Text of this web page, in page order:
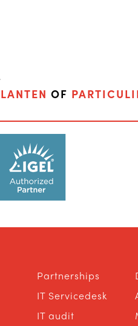
OF
Partnerships
IT Servicedesk
IT audit